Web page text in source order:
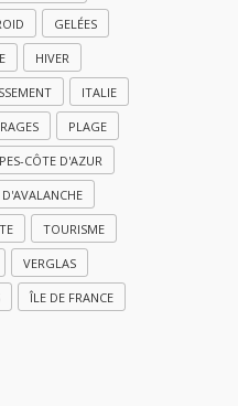
GELÉES
HIVER
ITALIE
PLAGE
CÔTE D'AZUR
D'AVALANCHE
TOURISME
VERGLAS
ÎLE DE FRANCE